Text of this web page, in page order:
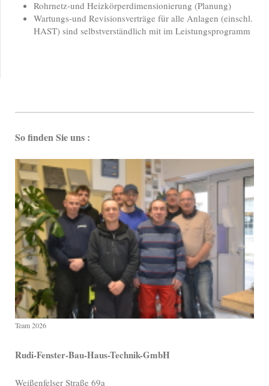
Rohrnetz-und Heizkörperdimensionierung (Planung)
Wartungs-und Revisionsverträge für alle Anlagen (einschl.
HAST) sind selbstverständlich mit im Leistungsprogramm
So finden Sie uns :
Team 2026
Rudi-Fenster-Bau-Haus-Technik-GmbH
Weißenfelser Straße 69a